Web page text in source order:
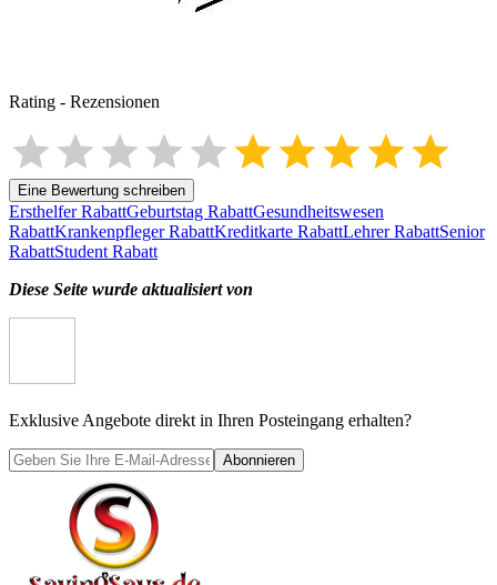
Rating - Rezensionen
Eine Bewertung schreiben
Ersthelfer RabattGeburtstag RabattGesundheitswesen
RabattKrankenpfleger RabattKreditkarte RabattLehrer RabattSenior
RabattStudent Rabatt
Diese Seite wurde aktualisiert von
Exklusive Angebote direkt in Ihren Posteingang erhalten?
Abonnieren